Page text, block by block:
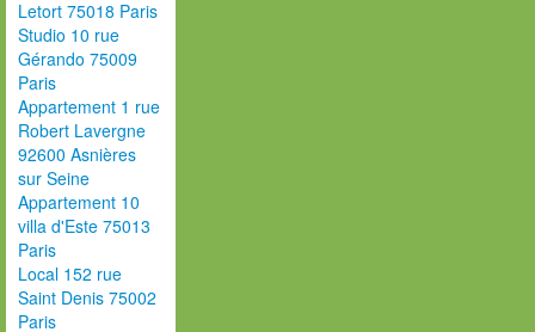
Letort 75018 Paris
Studio 10 rue
Gérando 75009
Paris
Appartement 1 rue
Robert Lavergne
92600 Asnières
sur Seine
Appartement 10
villa d'Este 75013
Paris
Local 152 rue
Saint Denis 75002
Paris